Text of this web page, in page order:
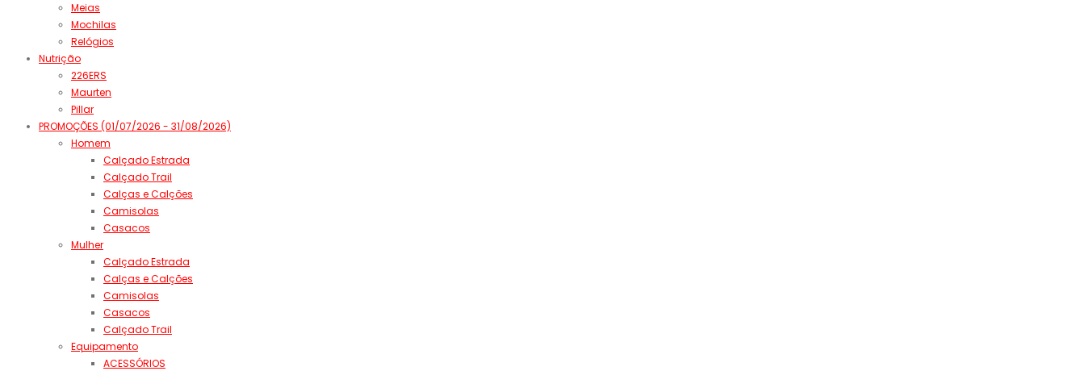
Meias
Mochilas
Relógios
Nutrição
226ERS
Maurten
Pillar
PROMOÇÕES (01/07/2026 - 31/08/2026)
Homem
Calçado Estrada
Calçado Trail
Calças e Calções
Camisolas
Casacos
Mulher
Calçado Estrada
Calças e Calções
Camisolas
Casacos
Calçado Trail
Equipamento
ACESSÓRIOS